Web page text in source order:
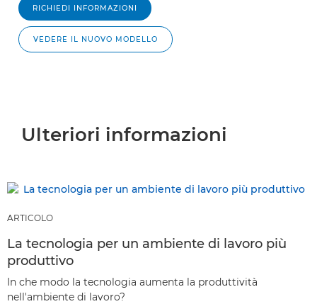
RICHIEDI INFORMAZIONI
VEDERE IL NUOVO MODELLO
Ulteriori informazioni
ARTICOLO
La tecnologia per un ambiente di lavoro più
produttivo
In che modo la tecnologia aumenta la produttività
nell'ambiente di lavoro?